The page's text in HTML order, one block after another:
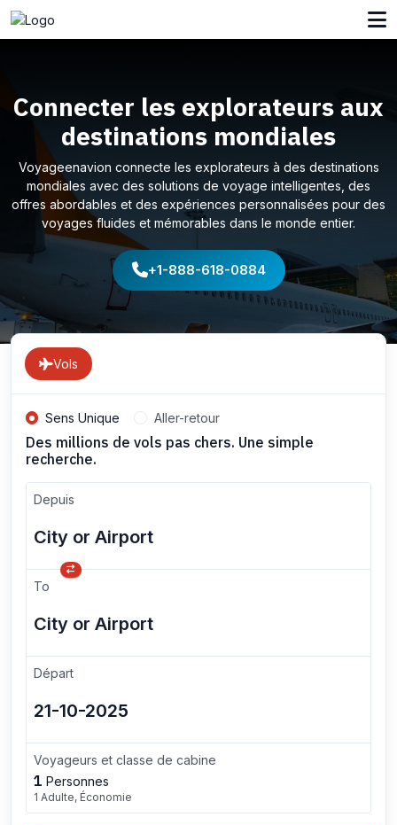
Connecter les explorateurs aux
destinations mondiales
Voyageenavion connecte les explorateurs à des destinations
mondiales avec des solutions de voyage intelligentes, des
offres abordables et des expériences personnalisées pour des
voyages fluides et mémorables dans le monde entier.
+1-888-618-0884
Vols
Sens Unique Aller-retour
Des millions de vols pas chers. Une simple
recherche.
Depuis
To
Départ
Voyageurs et classe de cabine
1 Personnes
1 Adulte, Économie